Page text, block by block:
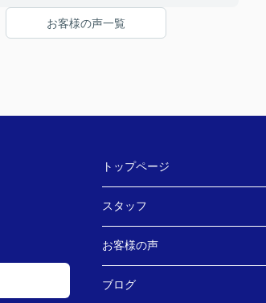
お店の雰囲気や担当者の印象・対応はどうで
たか？
お客様の声一覧
トップページ
スタッフ
お客様の声
ブログ